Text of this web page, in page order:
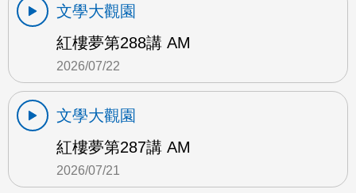
文學大觀園
紅樓夢第288講 AM
2026/07/22
文學大觀園
紅樓夢第287講 AM
2026/07/21